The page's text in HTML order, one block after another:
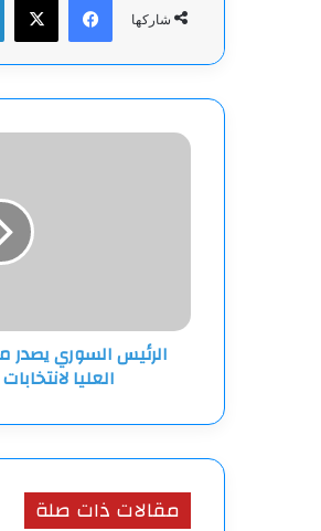
شاركها
الرئيس
مجلس
الشعب
الرئيس السوري يصدر
العليا
مقالات ذات صلة